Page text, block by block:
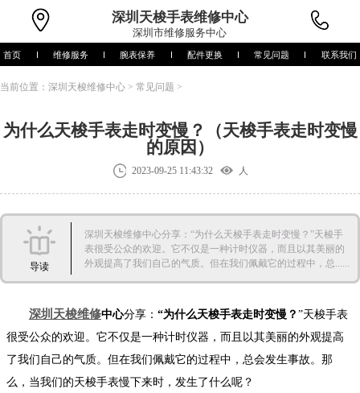
深圳 天梭手表维修中心
深圳市维修服务中心
首页 维修服务 腕表保养 配件更换 常见问题 联系我们
当前位置： 深圳天梭维修中心 > 常见问题 >
为什么天梭手表走时变慢？（天梭手表走时变慢
的原因）
2023-09-25 11:43:32 人
导读
深圳天梭维修中心分享：“为什么天梭手表走时变慢？”天梭手
表很受公众的欢迎。它不仅是一种计时仪器，而且以其美丽的
外观提高了我们自己的气质。但在我们佩戴它的过程中，总......
深圳天梭维修中心分享： “为什么天梭手表走时变慢？ ”天梭手表
很受公众的欢迎。它不仅是一种计时仪器，而且以其美丽的外观提高
了我们自己的气质。但在我们佩戴它的过程中，总会发生事故。那
么，当我们的天梭手表慢下来时，发生了什么呢？